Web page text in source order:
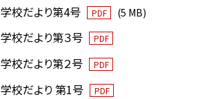
学校だより第4号 PDF (5 MB)
学校だより第３号 PDF
学校だより第２号 PDF
学校だより 第1号 PDF